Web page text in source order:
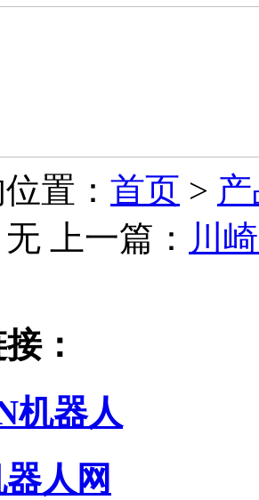
置： 首页 >
无 上一篇： 川
：
机器人
人网